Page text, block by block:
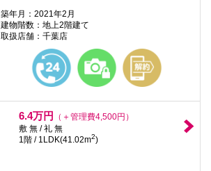
築年月：2021年2月
建物階数：地上2階建て
取扱店舗：千葉店
6.4万円
（＋管理費4,500円）
敷 無 / 礼 無
1階 / 1LDK(41.02m2)